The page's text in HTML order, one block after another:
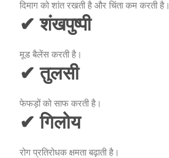
दिमाग को शांत रखती है और चिंता कम करती है।
✔ शंखपुष्पी
मूड बैलेंस करती है।
✔ तुलसी
फेफड़ों को साफ करती है।
✔ गिलोय
रोग प्रतिरोधक क्षमता बढ़ाती है।